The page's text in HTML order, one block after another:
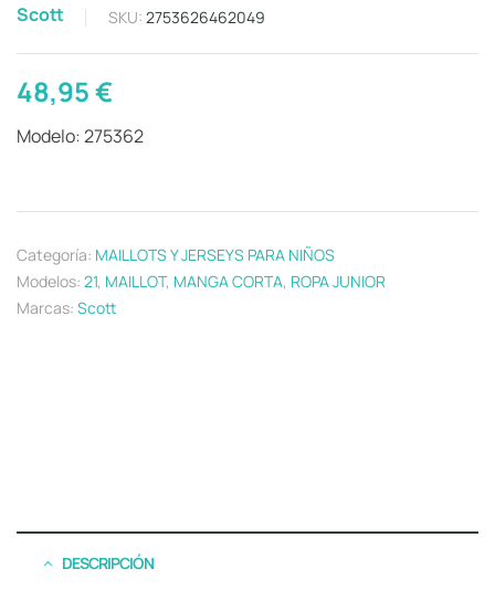
Scott SKU: 2753626462049
48,95€
Modelo: 275362
Categoría: MAILLOTS Y JERSEYS PARA NIÑOS
Modelos: 21, MAILLOT, MANGA CORTA, ROPA JUNIOR
Marcas: Scott
DESCRIPCIÓN